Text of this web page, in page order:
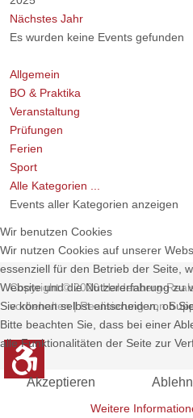
Nächstes Jahr
Es wurden keine Events gefunden
Allgemein
BO & Praktika
Veranstaltung
Prüfungen
Ferien
Sport
Alle Kategorien ...
Events aller Kategorien anzeigen
Copyright © 2026 Haldenberg-
vorbehalten | Realisierung von
Wir benutzen Cookies
Wir nutzen Cookies auf unserer
essenziell für den Betrieb der Seite,
Website und die Nutzererfahrung zu
Sie können selbst entscheiden, ob
Bitte beachten Sie, dass bei einer
alle Funktionalitäten der Seite zur
Akzeptieren
Weitere